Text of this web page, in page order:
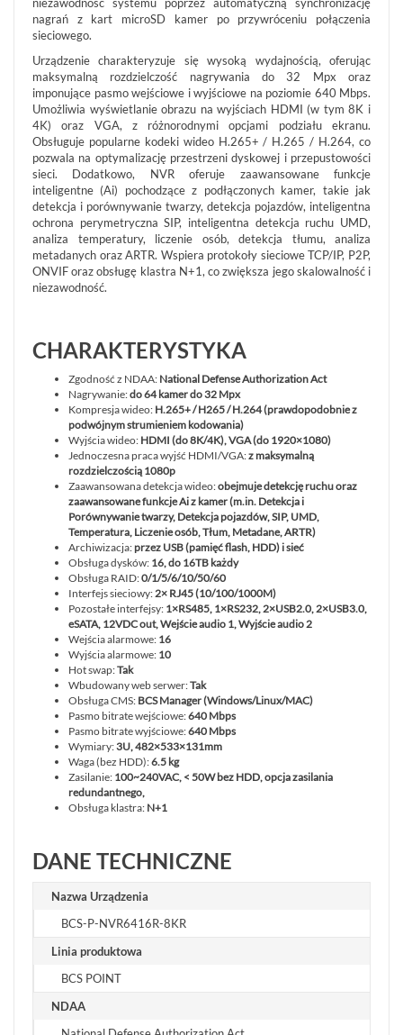
FIRMIE
AKTUALNOŚCI
OPINIE
SZKOLENIA
MONTAŻ
WSPÓŁPRACA
KONTAKT
CENNIKI
OPROGRAMOWANIE
DOSTAWA
ZWROT
SERWIS
I
REKLAMACJE
DANE
REGULAMIN
POLITYKA
PRYWATNOŚCI
KODY
RABATOWE
nagrań z kart microSD kamer po przywróceniu połączenia
sieciowego.
Urządzenie charakteryzuje się wysoką wydajnością, oferując
maksymalną rozdzielczość nagrywania do 32 Mpx oraz
imponujące pasmo wejściowe i wyjściowe na poziomie 640 Mbps.
Umożliwia wyświetlanie obrazu na wyjściach HDMI (w tym 8K i
4K) oraz VGA, z różnorodnymi opcjami podziału ekranu.
Obsługuje popularne kodeki wideo H.265+ / H.265 / H.264, co
pozwala na optymalizację przestrzeni dyskowej i przepustowości
sieci. Dodatkowo, NVR oferuje zaawansowane funkcje
inteligentne (Ai) pochodzące z podłączonych kamer, takie jak
detekcja i porównywanie twarzy, detekcja pojazdów, inteligentna
ochrona perymetryczna SIP, inteligentna detekcja ruchu UMD,
analiza temperatury, liczenie osób, detekcja tłumu, analiza
metadanych oraz ARTR. Wspiera protokoły sieciowe TCP/IP, P2P,
ONVIF oraz obsługę klastra N+1, co zwiększa jego skalowalność i
niezawodność.
CHARAKTERYSTYKA
Zgodność z NDAA: National Defense Authorization Act
Nagrywanie:do 64 kamer do 32 Mpx
Kompresja wideo: H.265+ / H265 / H.264 (prawdopodobnie z
podwójnym strumieniem kodowania)
Wyjścia wideo: HDMI (do 8K/4K), VGA (do 1920×1080)
Jednoczesna praca wyjść HDMI/VGA:z maksymalną
rozdzielczością 1080p
Zaawansowana detekcja wideo:obejmuje detekcję ruchu oraz
zaawansowane funkcje Ai z kamer (m.in. Detekcja i
Porównywanie twarzy, Detekcja pojazdów, SIP, UMD,
Temperatura, Liczenie osób, Tłum, Metadane, ARTR)
Archiwizacja:przez USB (pamięć flash, HDD) i sieć
Obsługa dysków: 16, do 16TB każdy
Obsługa RAID:0/1/5/6/10/50/60
Interfejs sieciowy:2× RJ45 (10/100/1000M)
Pozostałe interfejsy: 1×RS485, 1×RS232, 2×USB2.0, 2×USB3.0,
eSATA, 12VDC out, Wejście audio 1, Wyjście audio 2
Wejścia alarmowe: 16
Wyjścia alarmowe: 10
Hot swap:Tak
Wbudowany web serwer:Tak
Obsługa CMS: BCS Manager (Windows/Linux/MAC)
Pasmo bitrate wejściowe:640 Mbps
Pasmo bitrate wyjściowe:640 Mbps
Wymiary:3U, 482×533×131mm
Waga (bez HDD):6.5 kg
Zasilanie: 100~240VAC, < 50W bez HDD, opcja zasilania
redundantnego,
Obsługa klastra: N+1
DANE TECHNICZNE
Nazwa Urządzenia
BCS-P-NVR6416R-8KR
Linia produktowa
BCS POINT
NDAA